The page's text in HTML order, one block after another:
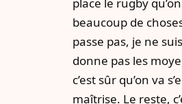
place le rugby
beaucoup de
passe pas, je ne
donne pas les
c’est sûr qu’on va
maîtrise. Le reste,